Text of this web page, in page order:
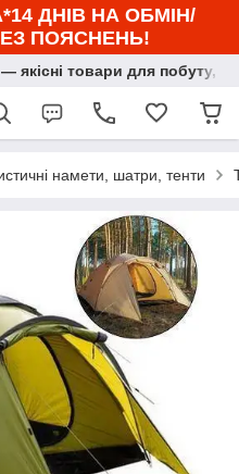
ДНІВ НА ОБМІН/
ПОЯСНЕНЬ!
якісні товари для побуту,
намети, шатри, тенти